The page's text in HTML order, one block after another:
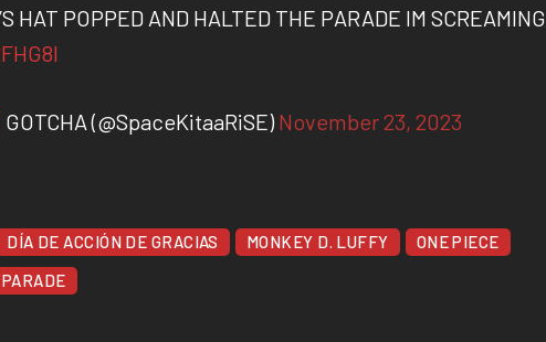
HAT POPPED AND HALTED THE PARADE IM SCREAMING
GOTCHA (@SpaceKitaaRiSE) November 23, 2023
DÍA DE ACCIÓN DE GRACIAS MONKEY D. LUFFY
ONE PIECE